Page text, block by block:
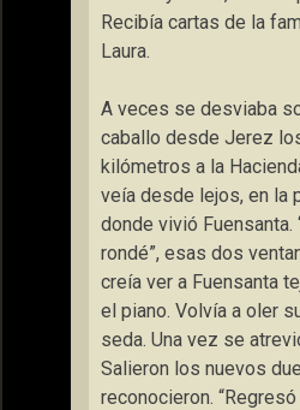
Recibía cartas de la
Laura.
A veces se desviaba
caballo desde Jerez
kilómetros a la
veía desde lejos, en la
donde vivió Fuensanta.
rondé”, esas dos
creía ver a Fuensanta
el piano. Volvía a oler
seda. Una vez se
Salieron los nuevos
reconocieron.